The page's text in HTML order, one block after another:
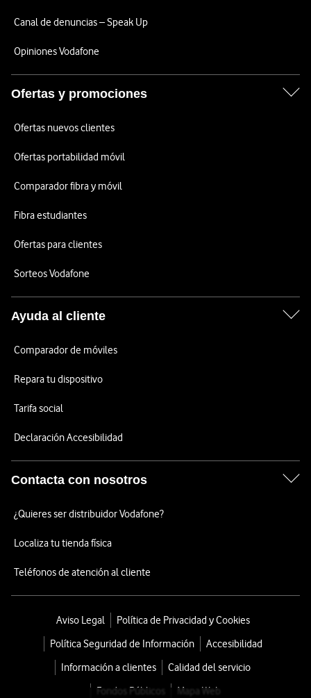
Canal de denuncias – Speak Up
Opiniones Vodafone
Ofertas y promociones
Ofertas nuevos clientes
Ofertas portabilidad móvil
Comparador fibra y móvil
Fibra estudiantes
Ofertas para clientes
Sorteos Vodafone
Ayuda al cliente
Comparador de móviles
Repara tu dispositivo
Tarifa social
Declaración Accesibilidad
Contacta con nosotros
¿Quieres ser distribuidor Vodafone?
Localiza tu tienda física
Teléfonos de atención al cliente
Aviso Legal
Política de Privacidad y Cookies
Política Seguridad de Información
Accesibilidad
Información a clientes
Calidad del servicio
Fondos Públicos
Mapa Web